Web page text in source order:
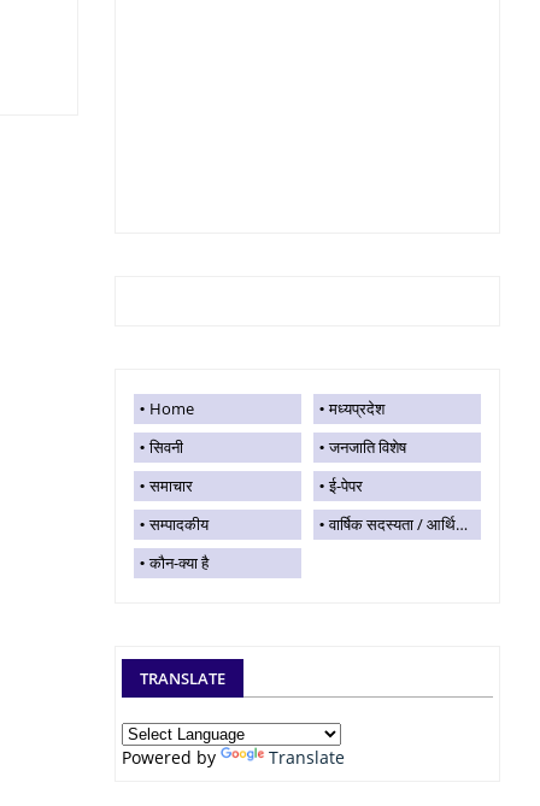
Home
मध्यप्रदेश
सिवनी
जनजाति विशेष
समाचार
ई-पेपर
सम्पादकीय
वार्षिक सदस्यता / आर्थिक सहयोग
कौन-क्या है
TRANSLATE
Powered by Translate